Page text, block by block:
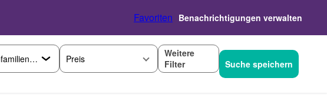
Favoriten Benachrichtigungen verwalten
Preis
Weitere
Filter
Suche speichern